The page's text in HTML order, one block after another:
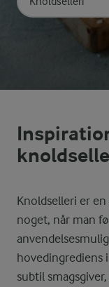
Søg på kategori
Indtast søgeord for
Knoldselleri er
noget, når man
hovedingrediens
subtil